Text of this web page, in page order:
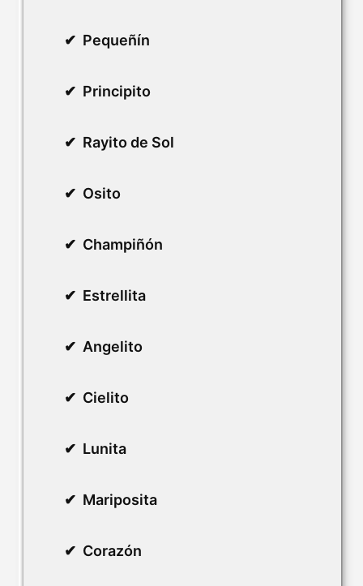
Pequeñín
Principito
Rayito de Sol
Osito
Champiñón
Estrellita
Angelito
Cielito
Lunita
Mariposita
Corazón